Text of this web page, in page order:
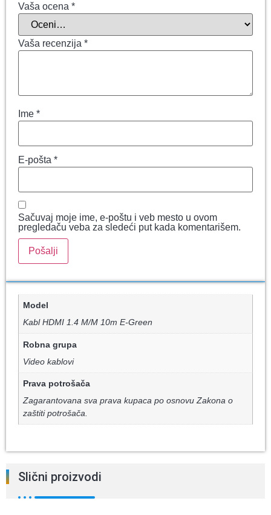
Vaša ocena *
Vaša recenzija *
Ime *
E-pošta *
Sačuvaj moje ime, e-poštu i veb mesto u ovom
pregledaču veba za sledeći put kada komentarišem.
Model
Kabl HDMI 1.4 M/M 10m E-Green
Robna grupa
Video kablovi
Prava potrošača
Zagarantovana sva prava kupaca po osnovu Zakona o
zaštiti potrošača.
Slični proizvodi